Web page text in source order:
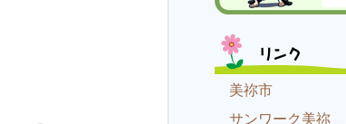
リンク
美祢市
サンワーク美祢